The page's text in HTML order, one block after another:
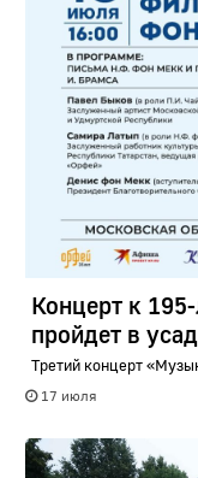
Концерт к
пройдет в
Третий концерт
17 июля